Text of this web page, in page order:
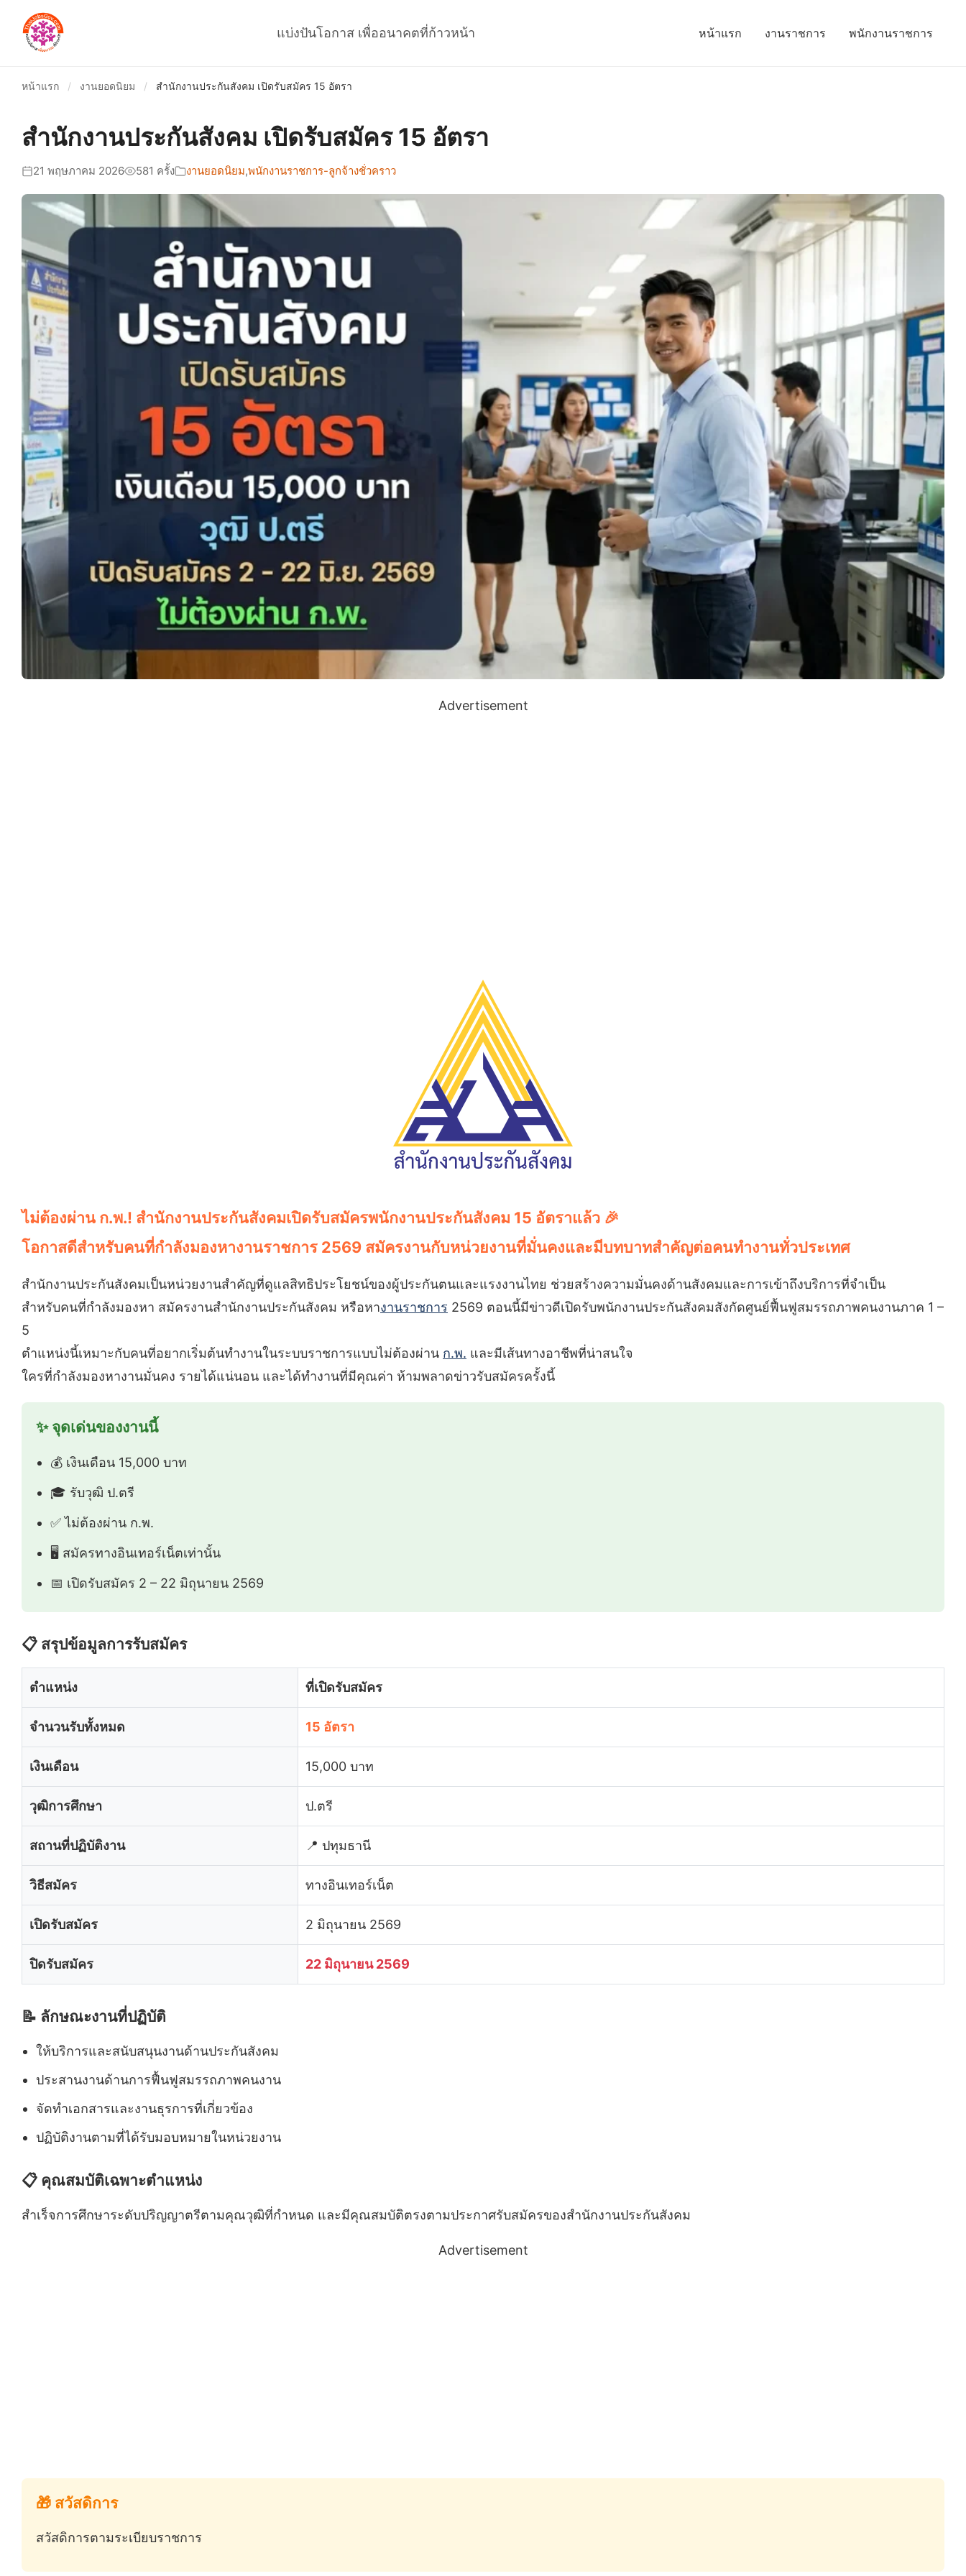
แบ่งปันโอกาส เพื่ออนาคตที่ก้าวหน้า หน้าแรก งานราชการ พนักงานราชการ
หน้าแรก / งานยอดนิยม / สำนักงานประกันสังคม เปิดรับสมัคร 15 อัตรา
สำนักงานประกันสังคม เปิดรับสมัคร 15 อัตรา
21 พฤษภาคม 2026 581 ครั้ง งานยอดนิยม,พนักงานราชการ-ลูกจ้างชั่วคราว
Advertisement
ไม่ต้องผ่าน ก.พ.! สำนักงานประกันสังคมเปิดรับสมัครพนักงานประกันสังคม 15 อัตราแล้ว 🎉
โอกาสดีสำหรับคนที่กำลังมองหางานราชการ 2569 สมัครงานกับหน่วยงานที่มั่นคงและมีบทบาทสำคัญต่อคนทำงานทั่วประเทศ
สำนักงานประกันสังคมเป็นหน่วยงานสำคัญที่ดูแลสิทธิประโยชน์ของผู้ประกันตนและแรงงานไทย ช่วยสร้างความมั่นคงด้านสังคมและการเข้าถึงบริการที่จำเป็น
สำหรับคนที่กำลังมองหา สมัครงานสำนักงานประกันสังคม หรือหางานราชการ 2569 ตอนนี้มีข่าวดีเปิดรับพนักงานประกันสังคมสังกัดศูนย์ฟื้นฟูสมรรถภาพคนงานภาค 1 –
5
ตำแหน่งนี้เหมาะกับคนที่อยากเริ่มต้นทำงานในระบบราชการแบบไม่ต้องผ่าน ก.พ. และมีเส้นทางอาชีพที่น่าสนใจ
ใครที่กำลังมองหางานมั่นคง รายได้แน่นอน และได้ทำงานที่มีคุณค่า ห้ามพลาดข่าวรับสมัครครั้งนี้
✨ จุดเด่นของงานนี้
💰 เงินเดือน 15,000 บาท
🎓 รับวุฒิ ป.ตรี
✅ ไม่ต้องผ่าน ก.พ.
🖥️ สมัครทางอินเทอร์เน็ตเท่านั้น
📅 เปิดรับสมัคร 2 – 22 มิถุนายน 2569
📋 สรุปข้อมูลการรับสมัคร
ตำแหน่ง ที่เปิดรับสมัคร
จำนวนรับทั้งหมด 15 อัตรา
เงินเดือน 15,000 บาท
วุฒิการศึกษา ป.ตรี
สถานที่ปฏิบัติงาน 📍 ปทุมธานี
วิธีสมัคร ทางอินเทอร์เน็ต
เปิดรับสมัคร 2 มิถุนายน 2569
ปิดรับสมัคร 22 มิถุนายน 2569
📝 ลักษณะงานที่ปฏิบัติ
ให้บริการและสนับสนุนงานด้านประกันสังคม
ประสานงานด้านการฟื้นฟูสมรรถภาพคนงาน
จัดทำเอกสารและงานธุรการที่เกี่ยวข้อง
ปฏิบัติงานตามที่ได้รับมอบหมายในหน่วยงาน
📋 คุณสมบัติเฉพาะตำแหน่ง
สำเร็จการศึกษาระดับปริญญาตรีตามคุณวุฒิที่กำหนด และมีคุณสมบัติตรงตามประกาศรับสมัครของสำนักงานประกันสังคม
Advertisement
🎁 สวัสดิการ
สวัสดิการตามระเบียบราชการ